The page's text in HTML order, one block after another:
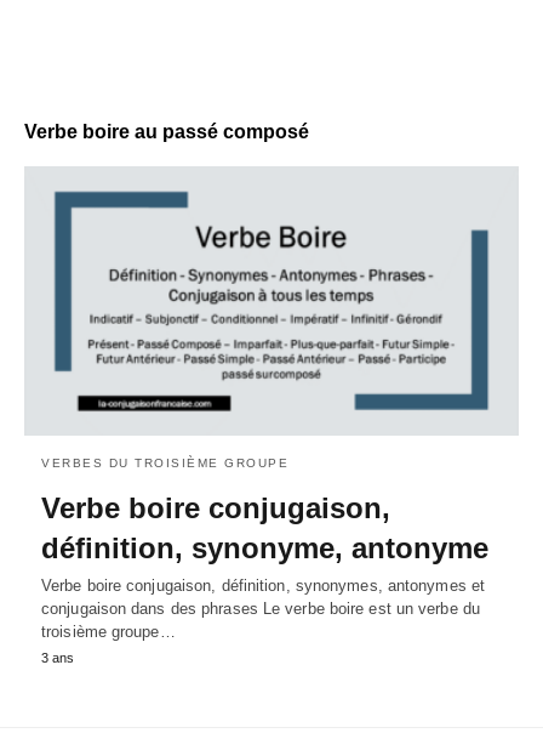
Verbe boire au passé composé
VERBES DU TROISIÈME GROUPE
Verbe boire conjugaison,
définition, synonyme, antonyme
Verbe boire conjugaison, définition, synonymes, antonymes et
conjugaison dans des phrases Le verbe boire est un verbe du
troisième groupe…
3 ans